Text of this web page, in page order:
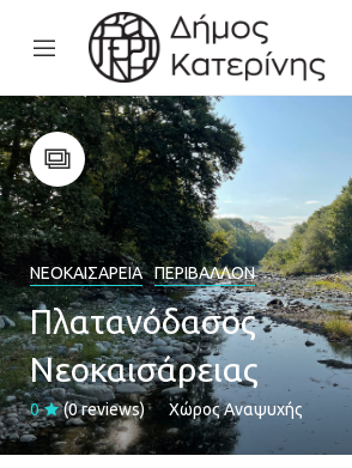
ΝΕΟΚΑΙΣΆΡΕΙΑ ΠΕΡΙΒΆΛΛΟΝ
Πλατανόδασος
Νεοκαισάρειας
0 (0 reviews) Χώρος Αναψυχής